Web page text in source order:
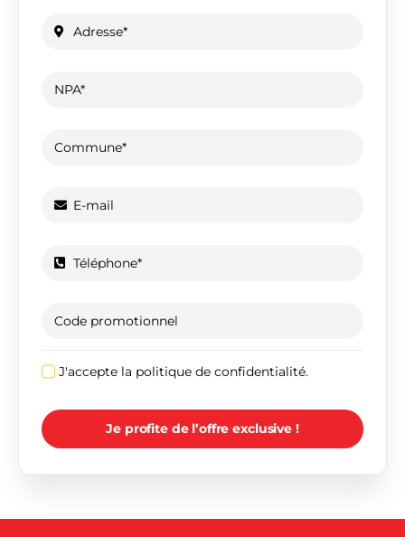
J'accepte la politique de confidentialité.
Je profite de l’offre exclusive !